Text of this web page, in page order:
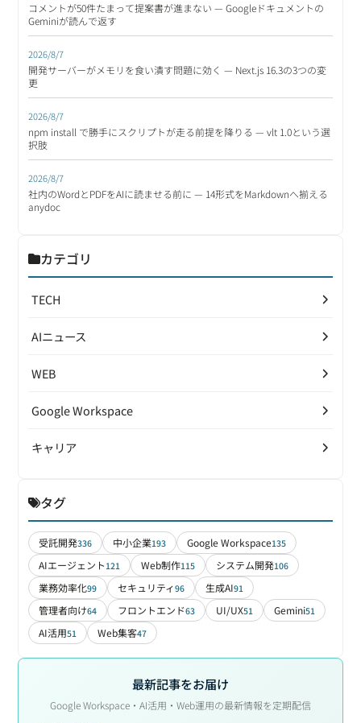
コメントが50件たまって提案書が進まない — Googleドキュメントの
Geminiが読んで返す
2026/8/7
開発サーバーがメモリを食い潰す問題に効く — Next.js 16.3の3つの変
更
2026/8/7
npm install で勝手にスクリプトが走る前提を降りる — vlt 1.0という選
択肢
2026/8/7
社内のWordとPDFをAIに読ませる前に — 14形式をMarkdownへ揃える
anydoc
カテゴリ
TECH
AIニュース
WEB
Google Workspace
キャリア
タグ
受託開発336 中小企業193 Google Workspace135
AIエージェント121 Web制作115 システム開発106
業務効率化99 セキュリティ96 生成AI91
管理者向け64 フロントエンド63 UI/UX51 Gemini51
AI活用51 Web集客47
最新記事をお届け
Google Workspace・AI活用・Web運用の最新情報を定期配信